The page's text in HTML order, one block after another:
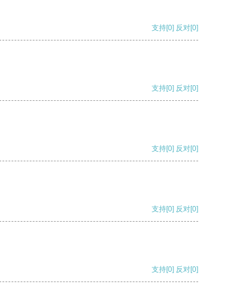
支持[0] 反对[0]
支持[0] 反对[0]
支持[0] 反对[0]
支持[0] 反对[0]
支持[0] 反对[0]